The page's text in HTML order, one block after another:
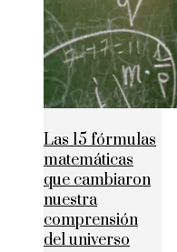
Las 15 fórmulas
matemáticas
que cambiaron
nuestra
comprensión
del universo